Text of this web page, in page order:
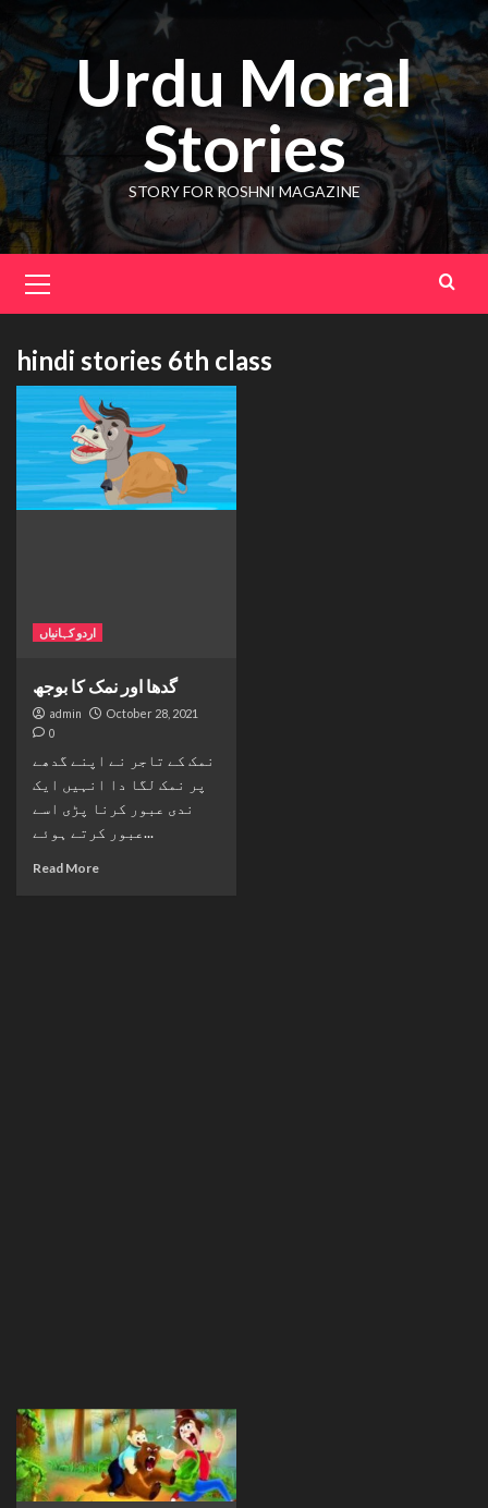
to
content
Urdu Moral
Stories
STORY FOR ROSHNI MAGAZINE
Menu
hindi stories 6th class
اردو کہانیاں
گدھا اور نمک کا بوجھ
admin October 28, 2021
0
نمک کے تاجر نے اپنے گدھے
پر نمک لگا دا انہیں ایک
ندی عبور کرنا پڑی اسے
عبور کرتے ہوئے...
Read More